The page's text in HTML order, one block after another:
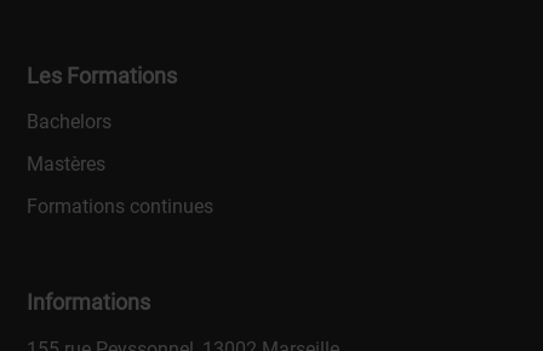
Les Formations
Bachelors
Mastères
Formations continues
Informations